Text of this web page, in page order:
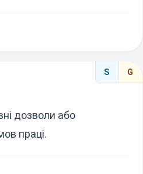
S G
дозволи або
праці.